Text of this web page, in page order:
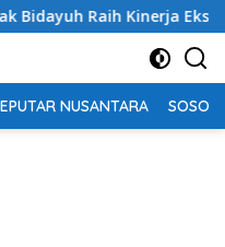
Ekselen Award II-2026
NUSANTARA SOSOK